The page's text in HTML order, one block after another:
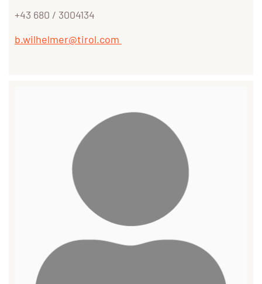
+43 680 / 3004134
b.wilhelmer@tirol.com